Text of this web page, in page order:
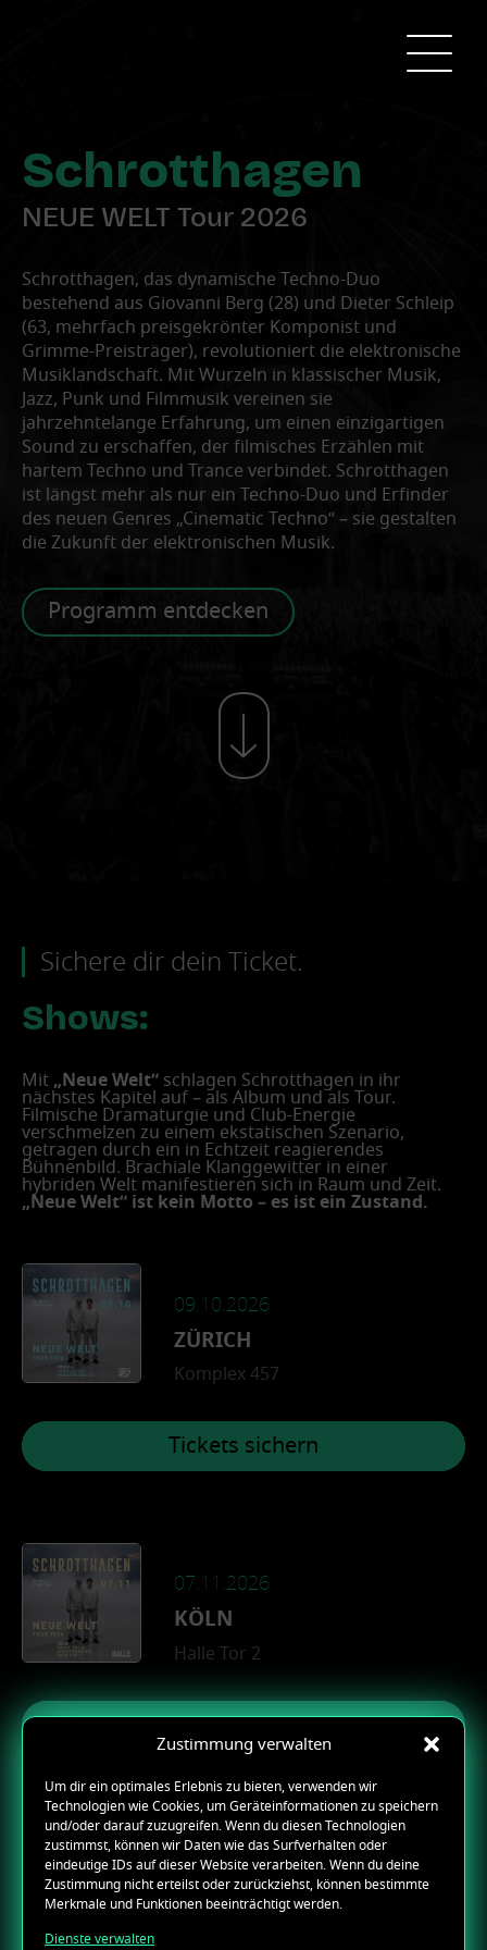
Zustimmung verwalten
Um dir ein optimales Erlebnis zu bieten, verwenden wir
Technologien wie Cookies, um Geräteinformationen zu speichern
und/oder darauf zuzugreifen. Wenn du diesen Technologien
zustimmst, können wir Daten wie das Surfverhalten oder
eindeutige IDs auf dieser Website verarbeiten. Wenn du deine
Zustimmung nicht erteilst oder zurückziehst, können bestimmte
Merkmale und Funktionen beeinträchtigt werden.
Dienste verwalten
Schrotthagen
NEUE WELT Tour 2026
Schrotthagen, das dynamische Techno-Duo
bestehend aus Giovanni Berg (28) und Dieter Schleip
(63, mehrfach preisgekrönter Komponist und
Grimme-Preisträger), revolutioniert die elektronische
Musiklandschaft. Mit Wurzeln in klassischer Musik,
Jazz, Punk und Filmmusik vereinen sie
jahrzehntelange Erfahrung, um einen einzigartigen
Sound zu erschaffen, der filmisches Erzählen mit
hartem Techno und Trance verbindet. Schrotthagen
ist längst mehr als nur ein Techno-Duo und Erfinder
des neuen Genres „Cinematic Techno“ – sie gestalten
die Zukunft der elektronischen Musik.
Programm entdecken
Sichere dir dein Ticket.
Shows:
Mit„Neue Welt“ schlagen Schrotthagen in ihr
nächstes Kapitel auf – als Album und als Tour.
Filmische Dramaturgie und Club-Energie
verschmelzen zu einem ekstatischen Szenario,
getragen durch ein in Echtzeit reagierendes
Bühnenbild. Brachiale Klanggewitter in einer
hybriden Welt manifestieren sich in Raum und Zeit.
„Neue Welt“ ist kein Motto – es ist ein Zustand.
09.10.2026
ZÜRICH
Komplex 457
Tickets sichern
07.11.2026
KÖLN
Halle Tor 2
Tickets sichern
28.11.2026
BERLIN